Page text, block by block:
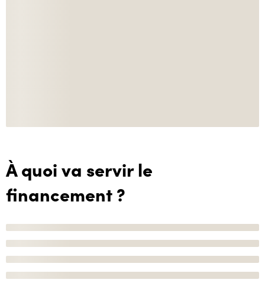
À quoi va servir le
financement ?